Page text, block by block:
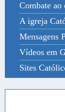
Combate ao
A igreja
Mensagens
Vídeos em
Sites